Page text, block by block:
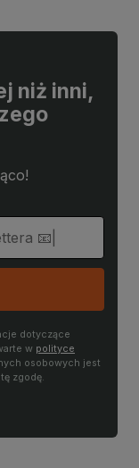
niż inni,
dotyczące
w polityce
osobowych jest
zgodę.